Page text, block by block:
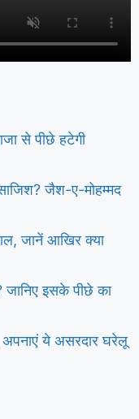
से पीछे हटेगी
जैश-ए-मोहम्मद
जानें आखिर क्या
जानिए इसके पीछे का
अपनाएं ये असरदार घरेलू